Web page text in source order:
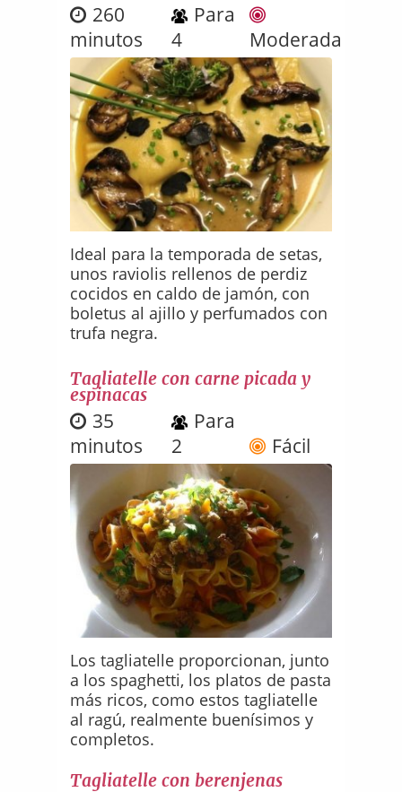
260
minutos
Para
4
Moderada
Ideal para la temporada de setas,
unos raviolis rellenos de perdiz
cocidos en caldo de jamón, con
boletus al ajillo y perfumados con
trufa negra.
Tagliatelle con carne picada y
espinacas
35
minutos
Para
2
Fácil
Los tagliatelle proporcionan, junto
a los spaghetti, los platos de pasta
más ricos, como estos tagliatelle
al ragú, realmente buenísimos y
completos.
Tagliatelle con berenjenas